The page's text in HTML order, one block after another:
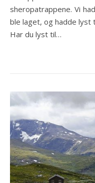
sheropatrappene. Vi
ble laget, og hadde lyst
Har du lyst til…